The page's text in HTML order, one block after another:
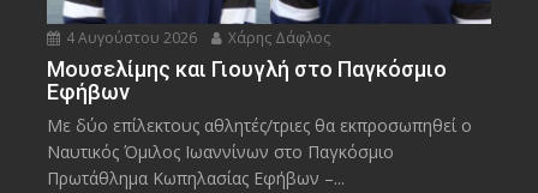
4 Αυγούστου 2026 Χάρης Δάφλος
Μουσελίμης και Γιουγλή στο Παγκόσμιο
Εφήβων
Mε δύο επίλεκτους αθλητές/τριες θα εκπροσωπηθεί ο
Ναυτικός Όμιλος Ιωαννίνων στο Παγκόσμιο
Πρωτάθλημα Κωπηλασίας Εφήβων –...